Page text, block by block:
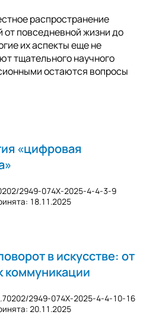
распространение
от повседневной жизни до
их аспекты еще не
тщательного научного
остаются вопросы
«цифровая
2949-074X-2025-4-4-3-9
18.11.2025
в искусстве: от
коммуникации
2949-074X-2025-4-4-10-16
20.11.2025